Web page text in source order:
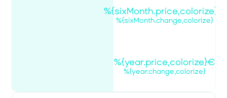
%{sixMonth.price,colorize}€
%{sixMonth.change,colorize}
%{year.price,colorize}€
%{year.change,colorize}